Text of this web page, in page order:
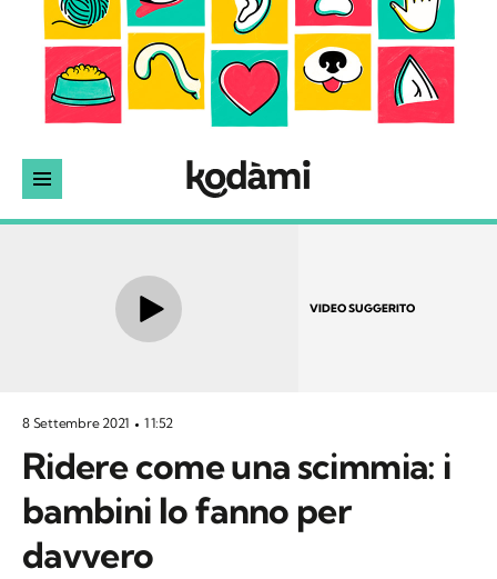
VIDEO SUGGERITO
8 Settembre 2021 11:52
Ridere come una scimmia: i
bambini lo fanno per
davvero